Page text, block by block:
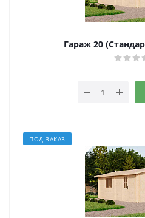
Гараж 20
ПОД ЗАКАЗ